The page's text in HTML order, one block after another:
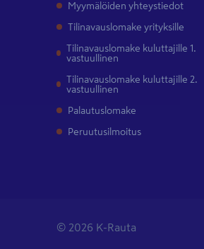
Myymälöiden yhteystiedot
Tilinavauslomake yrityksille
Tilinavauslomake kuluttajille 1.
vastuullinen
Tilinavauslomake kuluttajille 2.
vastuullinen
Palautuslomake
Peruutusilmoitus
© 2026 K-Rauta